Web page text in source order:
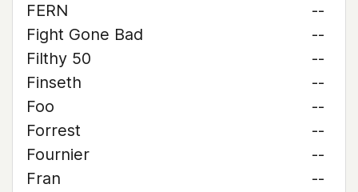
FERN
--
Fight Gone Bad
--
Filthy 50
--
Finseth
--
Foo
--
Forrest
--
Fournier
--
Fran
--